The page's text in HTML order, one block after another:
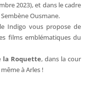
2023), et dans le cadre
Ousmane.
Indigo vous propose de
films emblématiques du
la Roquette, dans la cour
à Arles !